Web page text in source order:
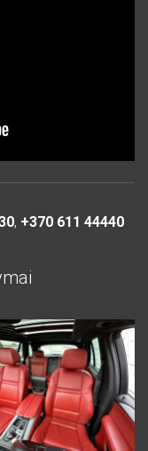
, +370 611 44440